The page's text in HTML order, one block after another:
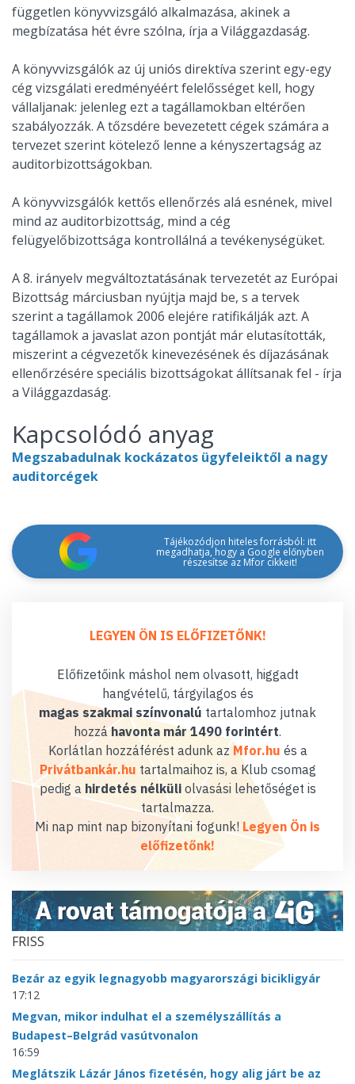
független könyvvizsgáló alkalmazása, akinek a
megbízatása hét évre szólna, írja a Világgazdaság.
A könyvvizsgálók az új uniós direktíva szerint egy-egy
cég vizsgálati eredményéért felelősséget kell, hogy
vállaljanak: jelenleg ezt a tagállamokban eltérően
szabályozzák. A tőzsdére bevezetett cégek számára a
tervezet szerint kötelező lenne a kényszertagság az
auditorbizottságokban.
A könyvvizsgálók kettős ellenőrzés alá esnének, mivel
mind az auditorbizottság, mind a cég
felügyelőbizottsága kontrollálná a tevékenységüket.
A 8. irányelv megváltoztatásának tervezetét az Európai
Bizottság márciusban nyújtja majd be, s a tervek
szerint a tagállamok 2006 elejére ratifikálják azt. A
tagállamok a javaslat azon pontját már elutasították,
miszerint a cégvezetők kinevezésének és díjazásának
ellenőrzésére speciális bizottságokat állítsanak fel - írja
a Világgazdaság.
Kapcsolódó anyag
Megszabadulnak kockázatos ügyfeleiktől a nagy
auditorcégek
Tájékozódjon hiteles forrásból: itt
megadhatja, hogy a Google előnyben
részesítse az Mfor cikkeit!
LEGYEN ÖN IS ELŐFIZETŐNK!
Előfizetőink máshol nem olvasott, higgadt
hangvételű, tárgyilagos és
magas szakmai színvonalú tartalomhoz jutnak
hozzáhavonta már 1490 forintért.
Korlátlan hozzáférést adunk az Mfor.hu és a
Privátbankár.hu tartalmaihoz is, a Klub csomag
pedig a hirdetés nélküliolvasási lehetőséget is
tartalmazza.
Mi nap mint nap bizonyítani fogunk! Legyen Ön is
előfizetőnk!
FRISS
Bezár az egyik legnagyobb magyarországi bicikligyár
17:12
Megvan, mikor indulhat el a személyszállítás a
Budapest–Belgrád vasútvonalon
16:59
Meglátszik Lázár János fizetésén, hogy alig járt be az